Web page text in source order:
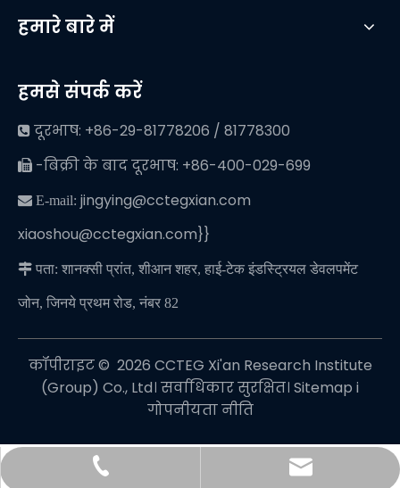
हमारे बारे में
हमसे संपर्क करें
 दूरभाष: +86-29-81778206 / 81778300
 -बिक्री के बाद दूरभाष: +86-400-029-699
 E-mail: jingying@cctegxian.com
xiaoshou@cctegxian.com}}
 पता: शानक्सी प्रांत, शीआन शहर, हाई-टेक इंडस्ट्रियल डेवलपमेंट
जोन, जिनये प्रथम रोड, नंबर 82
कॉपीराइट © ️ 2026 CCTEG Xi'an Research Institute
(Group) Co., Ltd। सर्वाधिकार सुरक्षित। Sitemap i
गोपनीयता नीति